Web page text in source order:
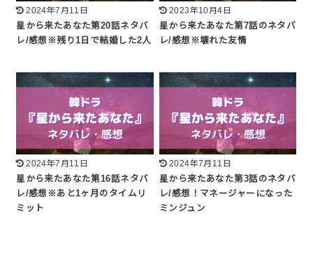
2024年7月11日
星から来たあなた第20話ネタバ
レ/感想※残り1日で結婚した2人
2023年10月4日
星から来たあなた第7話のネタバ
レ/感想※壊れた友情
2024年7月11日
星から来たあなた第16話ネタバ
レ/感想※あと1ヶ月のタイムリ
ミット
2024年7月11日
星から来たあなた第3話のネタバ
レ/感想！マネージャーになった
ミンジュン